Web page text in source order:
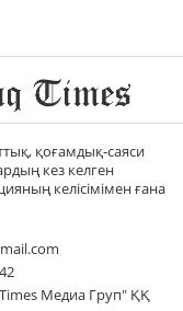
қоғамдық-саяси
кез келген
келісімімен ғана
Медиа Груп" ҚҚ